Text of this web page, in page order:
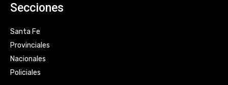
Secciones
Santa Fe
Provinciales
Nacionales
Policiales